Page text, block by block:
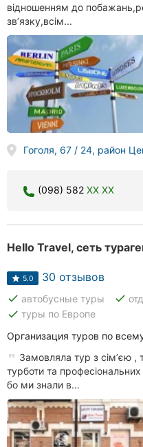
відношенням до
звʼязку,всім...
Гоголя, 67 / 24, район
(098) 582 XX XX
Hello Travel, сеть
5.0 30 отзывов
done автобусные туры done
done туры по Европе
Организация туров по
Замовляла тур з сімʼєю ,
турботи та
бо ми знали в...